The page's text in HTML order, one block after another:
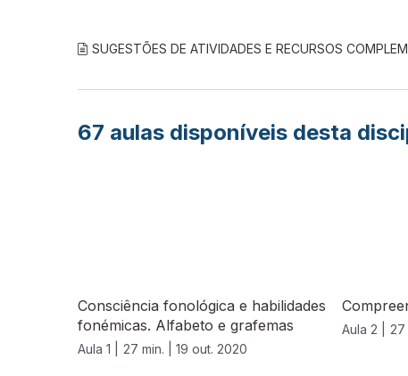
SUGESTÕES DE ATIVIDADES E RECURSOS
67 aulas disponíveis desta
Consciência fonológica e habilidades
fonémicas. Alfabeto e grafemas
Aula 1 | 27 min. | 19 out. 2020
Aula 2 | 27